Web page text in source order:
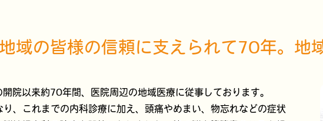
域の皆様の信頼に支えられて70年。 地
院以来約70年間、医院周辺の地域医療に従事しております。
、これまでの内科診療に加え、頭痛やめまい、物忘れなどの症状